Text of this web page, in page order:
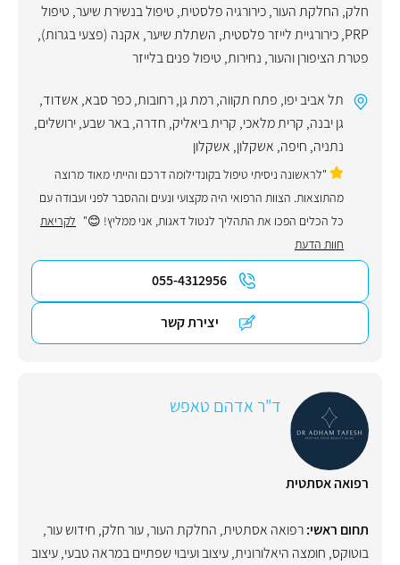
חלק, החלקת העור,כירורגיה פלסטית, טיפול בנשירת שיער, טיפול
PRP
,כירורגיית לייזר פלסטית, השתלת שיער, אקנה (פצעי בגרות),
פטרת הציפורן והעור, נחירות, טיפול פנים בלייזר
תל אביב יפו, פתח תקווה,רמת גן,רחובות,כפר סבא, אשדוד,
גן יבנה, קרית מלאכי, קרית ביאליק, חדרה,באר שבע,ירושלים,
נתניה, חיפה, אשקלון, אשקלון
"לראשונה ניסיתי טיפול בקונדילומה דרכם והייתי מאוד מרוצה
מהתוצאות. הצוות הרפואי היה מקצועי ונעים וההסבר לפני ועבודה עם
כל הכלים הפכו את התהליך לנטול דאגות, אני ממליץ! 😊" לקריאת
חוות הדעת
055-4312956
יצירת קשר
ד"ר אדהם טאפש
רפואה אסתטית
תחום ראשי:רפואה אסתטית, החלקת העור,עור חלק, חידוש עור,
בוטוקס, חומצה היאלורונית,עיצוב ועיבוי שפתיים במראה טבעי,עיצוב